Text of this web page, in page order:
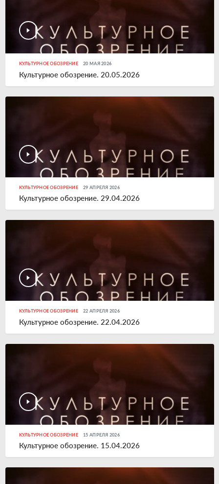
КУЛЬТУРНОЕ ОБОЗРЕНИЕ 20 МАЯ 2026
Культурное обозрение. 20.05.2026
КУЛЬТУРНОЕ ОБОЗРЕНИЕ 29 АПРЕЛЯ 2026
Культурное обозрение. 29.04.2026
КУЛЬТУРНОЕ ОБОЗРЕНИЕ 22 АПРЕЛЯ 2026
Культурное обозрение. 22.04.2026
КУЛЬТУРНОЕ ОБОЗРЕНИЕ 15 АПРЕЛЯ 2026
Культурное обозрение. 15.04.2026